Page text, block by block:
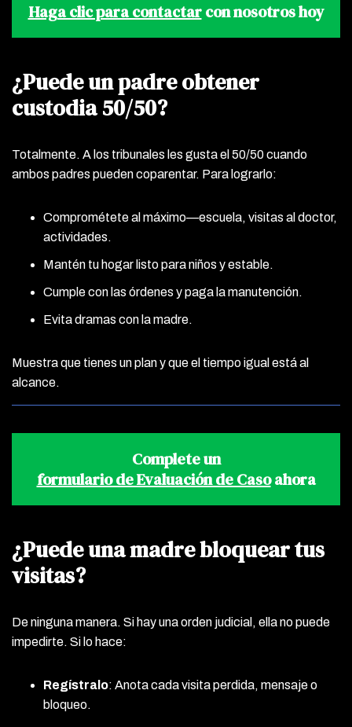
Haga clic para contactarcon nosotros hoy
¿Puede un padre obtener
custodia 50/50?
Totalmente. A los tribunales les gusta el 50/50 cuando
ambos padres pueden coparentar. Para lograrlo:
Comprométete al máximo—escuela, visitas al doctor,
actividades.
Mantén tu hogar listo para niños y estable.
Cumple con las órdenes y paga la manutención.
Evita dramas con la madre.
Muestra que tienes un plan y que el tiempo igual está al
alcance.
Complete un
formulario de Evaluación de Casoahora
¿Puede una madre bloquear tus
visitas?
De ninguna manera. Si hay una orden judicial, ella no puede
impedirte. Si lo hace:
Regístralo: Anota cada visita perdida, mensaje o
bloqueo.